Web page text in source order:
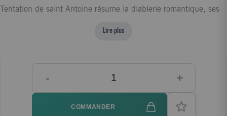
Tentation de saint Antoine résume la diablerie romantique, ses
vie", disait Flaubert, elle est aussi "le cabinet secret de son
traverse toute l'oeuvre, ce filon ténébreux qui illumine et qui sert
de guide à travers ce carphanaüm pandémoniaque de la
Lire plus
- +
COMMANDER